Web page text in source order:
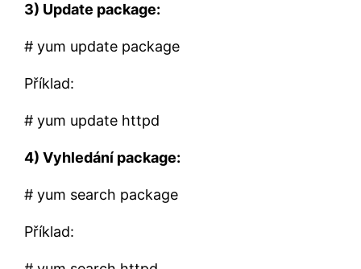
3) Update package:
# yum update package
Příklad:
# yum update httpd
4) Vyhledání package:
# yum search package
Příklad: